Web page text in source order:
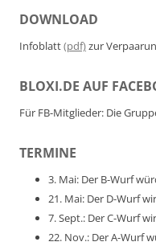
DOWNLOAD
Infoblatt(pdf)zur
BLOXI.DE AUF
Für FB-Mitglieder: Die
TERMINE
3. Mai: Der B-Wurf
21. Mai: Der D-Wurf
7. Sept.: Der C-Wurf
22. Nov.: Der A-Wurf